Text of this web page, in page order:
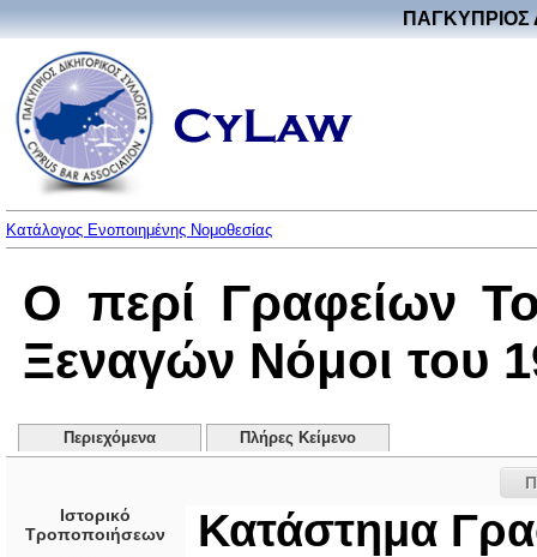
ΠΑΓΚΥΠΡΙΟΣ
Κατάλογος Ενοποιημένης Νομοθεσίας
Ο περί Γραφείων
Ξεναγών Νόμοι του
Περιεχόμενα Πλήρες Κείμενο
Ιστορικό
Τροποποιήσεων
Κατάστημα